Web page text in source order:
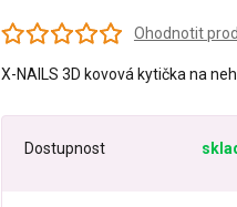
Ohodnotit
X-NAILS 3D kovová kytička na
Dostupnost